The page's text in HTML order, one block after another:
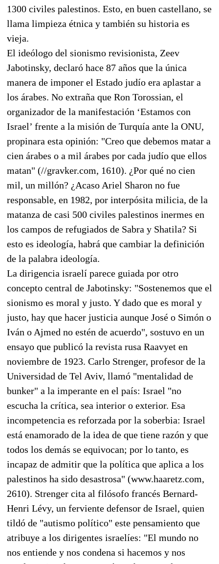
1300 civiles palestinos. Esto, en buen castellano, se
llama limpieza étnica y también su historia es
vieja.
El ideólogo del sionismo revisionista, Zeev
Jabotinsky, declaró hace 87 años que la única
manera de imponer el Estado judío era aplastar a
los árabes. No extraña que Ron Torossian, el
organizador de la manifestación ‘Estamos con
Israel’ frente a la misión de Turquía ante la ONU,
propinara esta opinión: "Creo que debemos matar a
cien árabes o a mil árabes por cada judío que ellos
matan" (//gravker.com, 1610). ¿Por qué no cien
mil, un millón? ¿Acaso Ariel Sharon no fue
responsable, en 1982, por interpósita milicia, de la
matanza de casi 500 civiles palestinos inermes en
los campos de refugiados de Sabra y Shatila? Si
esto es ideología, habrá que cambiar la definición
de la palabra ideología.
La dirigencia israelí parece guiada por otro
concepto central de Jabotinsky: "Sostenemos que el
sionismo es moral y justo. Y dado que es moral y
justo, hay que hacer justicia aunque José o Simón o
Iván o Ajmed no estén de acuerdo", sostuvo en un
ensayo que publicó la revista rusa Raavyet en
noviembre de 1923. Carlo Strenger, profesor de la
Universidad de Tel Aviv, llamó "mentalidad de
bunker" a la imperante en el país: Israel "no
escucha la crítica, sea interior o exterior. Esa
incompetencia es reforzada por la soberbia: Israel
está enamorado de la idea de que tiene razón y que
todos los demás se equivocan; por lo tanto, es
incapaz de admitir que la política que aplica a los
palestinos ha sido desastrosa" (www.haaretz.com,
2610). Strenger cita al filósofo francés Bernard-
Henri Lévy, un ferviente defensor de Israel, quien
tildó de "autismo político" este pensamiento que
atribuye a los dirigentes israelíes: "El mundo no
nos entiende y nos condena si hacemos y nos